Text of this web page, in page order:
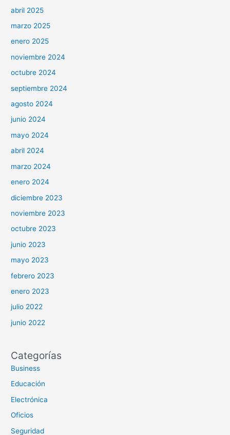
abril 2025
marzo 2025
enero 2025
noviembre 2024
octubre 2024
septiembre 2024
agosto 2024
junio 2024
mayo 2024
abril 2024
marzo 2024
enero 2024
diciembre 2023
noviembre 2023
octubre 2023
junio 2023
mayo 2023
febrero 2023
enero 2023
julio 2022
junio 2022
Categorías
Business
Educación
Electrónica
Oficios
Seguridad